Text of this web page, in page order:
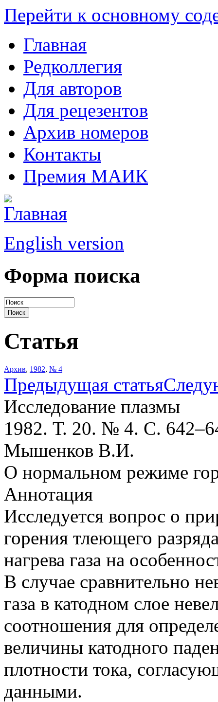
Перейти к основному
Главная
Редколлегия
Для авторов
Для рецезентов
Архив номеров
Контакты
Премия МАИК
English version
Форма поиска
Статья
Архив, 1982, № 4
Предыдущая статья
Исследование плазмы
1982. Т. 20. № 4. С.
Мышенков В.И.
О нормальном режиме
Аннотация
Исследуется вопрос о
горения тлеющего
нагрева газа на
В случае сравнительно
газа в катодном слое
соотношения для
величины катодного
плотности тока,
данными.